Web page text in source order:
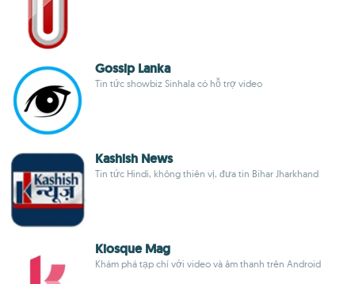
Gossip Lanka
Tin tức showbiz Sinhala có hỗ trợ video
Kashish News
Tin tức Hindi, không thiên vị, đưa tin Bihar Jharkhand
Kiosque Mag
Khám phá tạp chí với video và âm thanh trên Android